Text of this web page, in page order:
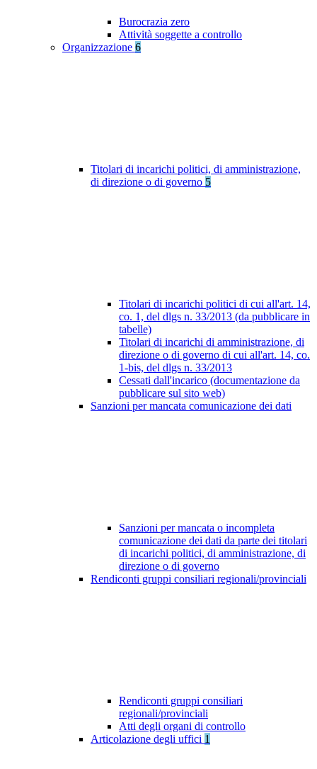
Burocrazia zero
Attività soggette a controllo
Organizzazione 6
Titolari di incarichi politici, di amministrazione,
di direzione o di governo 5
Titolari di incarichi politici di cui all'art. 14,
co. 1, del dlgs n. 33/2013 (da pubblicare in
tabelle)
Titolari di incarichi di amministrazione, di
direzione o di governo di cui all'art. 14, co.
1-bis, del dlgs n. 33/2013
Cessati dall'incarico (documentazione da
pubblicare sul sito web)
Sanzioni per mancata comunicazione dei dati
Sanzioni per mancata o incompleta
comunicazione dei dati da parte dei titolari
di incarichi politici, di amministrazione, di
direzione o di governo
Rendiconti gruppi consiliari regionali/provinciali
Rendiconti gruppi consiliari
regionali/provinciali
Atti degli organi di controllo
Articolazione degli uffici 1